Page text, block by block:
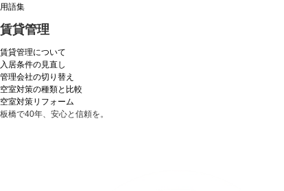
用語集
賃貸管理
賃貸管理について
入居条件の見直し
管理会社の切り替え
空室対策の種類と比較
空室対策リフォーム
板橋で40年、安心と信頼を。